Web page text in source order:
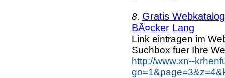
8. Gratis
BÃ¤cker Lang
Link eintragen im
Suchbox fuer Ihre
http://www.xn--